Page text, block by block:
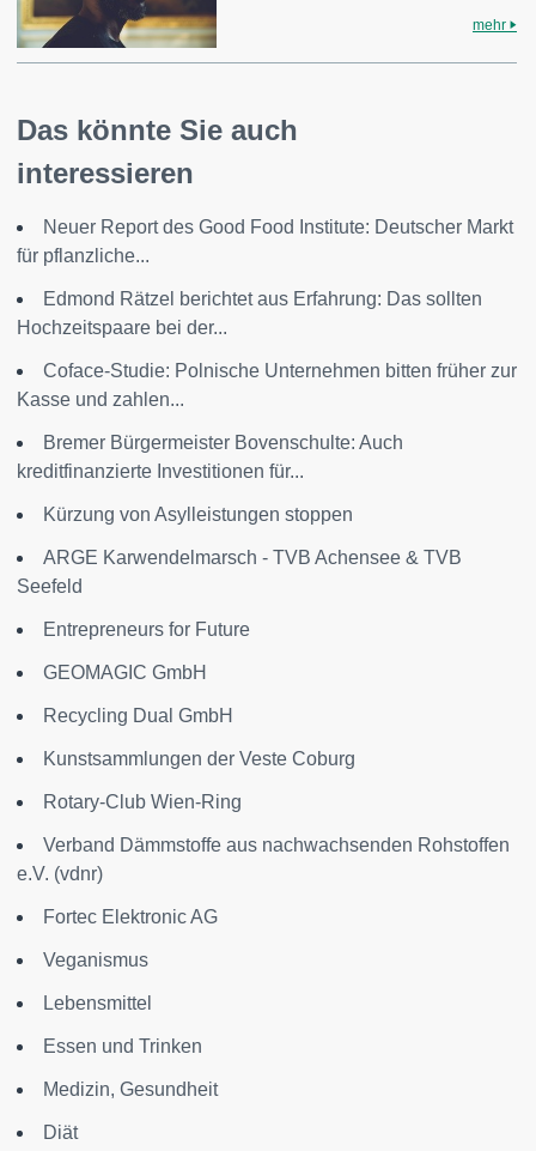
mehr
Das könnte Sie auch
interessieren
Neuer Report des Good Food Institute: Deutscher Markt
für pflanzliche...
Edmond Rätzel berichtet aus Erfahrung: Das sollten
Hochzeitspaare bei der...
Coface-Studie: Polnische Unternehmen bitten früher zur
Kasse und zahlen...
Bremer Bürgermeister Bovenschulte: Auch
kreditfinanzierte Investitionen für...
Kürzung von Asylleistungen stoppen
ARGE Karwendelmarsch - TVB Achensee & TVB
Seefeld
Entrepreneurs for Future
GEOMAGIC GmbH
Recycling Dual GmbH
Kunstsammlungen der Veste Coburg
Rotary-Club Wien-Ring
Verband Dämmstoffe aus nachwachsenden Rohstoffen
e.V. (vdnr)
Fortec Elektronic AG
Veganismus
Lebensmittel
Essen und Trinken
Medizin, Gesundheit
Diät